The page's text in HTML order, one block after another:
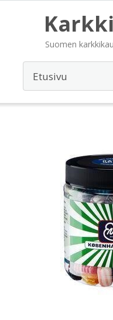
Suomen